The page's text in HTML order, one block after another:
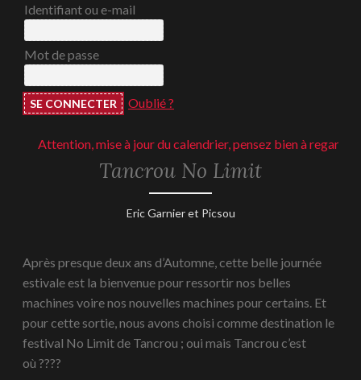
Identifiant ou e-mail
Mot de passe
Oublié ?
Attention, mise à jour du calendrier, pensez bien à regarder ;-)
REPORTAGESTancrou No Limit
20
Eric Garnier et Picsou
Après presque deux ans d’Automne, cette belle journée
estivale est la bienvenue pour ressortir nos belles
machines voire nos nouvelles machines pour certains. Et
pour cette sortie, nous avons choisi comme destination le
festival No Limit de Tancrou ; oui mais Tancrou c’est
où ????